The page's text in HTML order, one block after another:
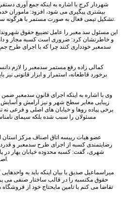
شهردار کرج با اشاره به اینکه جمع آوری
بیشتری پیگیری می شود، افزود: ماموران
تشکیل تیمی فعال به صورت مستمر با هرگونه سدمعبر خیابانی قاطعانه برخورد می کند.
این مسئول سد معبر را عامل تضییع حقوق
و خاطرنشان کرد: ضروری است کسبه مجاز و دارای
سدمعبر خودداری کنند چرا که با اجرای طرح
کمالی زاده رفع مستمر سدمعبر را لازم
برخورد قاطعانه، استمرار و ابزار قانونی نیز
وی با اشاره به اینکه اجرای قانون سدمعبر
زیبایی معابر سطح شهر و نیز آرامش و آسایش
برخی پیاده روها و خیابان های اصلی و فرعی نه
مسئولان را سبب شده بلکه سیمای
عضو هیات رییسه اتاق اصناف مرکز
رضایتمندی کسبه از اجرای طرح سدمعبر و
شهری، گفت: کسبه محدوده خیابان بهار در
اصناف، از فعالیت شهرداری تشکر کردند.
میراسماعیل صدیق با بیان اینکه باید به
حقوق مکتسبه را در قالب ساختار صنفی می
تقاضا می کنم با تامین مایحتاج خود از